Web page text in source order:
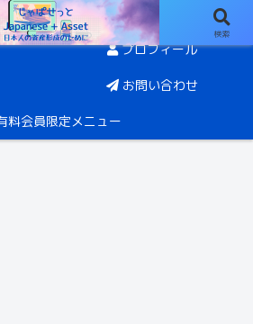
ンと投資。目指すは5年後にFIRE
プロフィール
お問い合わせ
料会員限定メニュー
検索